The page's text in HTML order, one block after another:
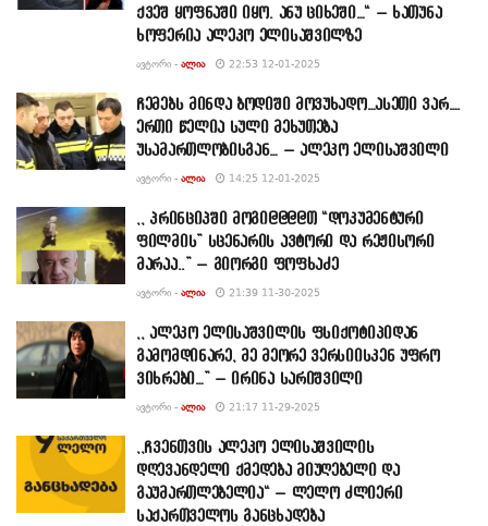
ქვეშ ყოფნაში იყო. ანუ ციხეში…“ – ხათუნა
ხოფერია ალეკო ელისაშვილზე
ᲐᲕᲢᲝᲠᲘ - ᲐᲚᲘᲐ 22:53 12-01-2025
ჩემებს მინდა ბოდიში მოვუხადო…ასეთი ვარ….
ერთი წელია სული მეხუთება
უსამართლობისგან… – ალეკო ელისაშვილი
ᲐᲕᲢᲝᲠᲘ - ᲐᲚᲘᲐ 14:25 12-01-2025
,, პრინციპში მოგი@@@@თ “დოკუმენტური
ფილმის” სცენარის ავტორი და რეჟისორი
მარაა..” – გიორგი ფოფხაძე
ᲐᲕᲢᲝᲠᲘ - ᲐᲚᲘᲐ 21:39 11-30-2025
,, ალეკო ელისაშვილის ფსიქოტიპიდან
გამომდინარე, მე მეორე ვერსიისკენ უფრო
ვიხრები…” – ირინა სარიშვილი
ᲐᲕᲢᲝᲠᲘ - ᲐᲚᲘᲐ 21:17 11-29-2025
,,ჩვენთვის ალეკო ელისაშვილის
დღევანდელი ქმედება მიუღებელი და
გაუმართლებელია“ – ლელო ძლიერი
საქართველოს განცხადება